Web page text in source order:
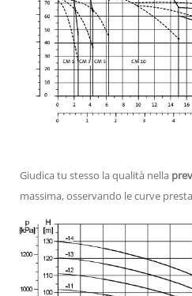
Giudica tu stesso la qualità nella
massima, osservando le curve